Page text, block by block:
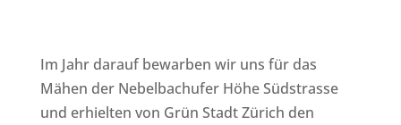
Im Jahr darauf bewarben wir uns für das
Mähen der Nebelbachufer Höhe Südstrasse
und erhielten von Grün Stadt Zürich den